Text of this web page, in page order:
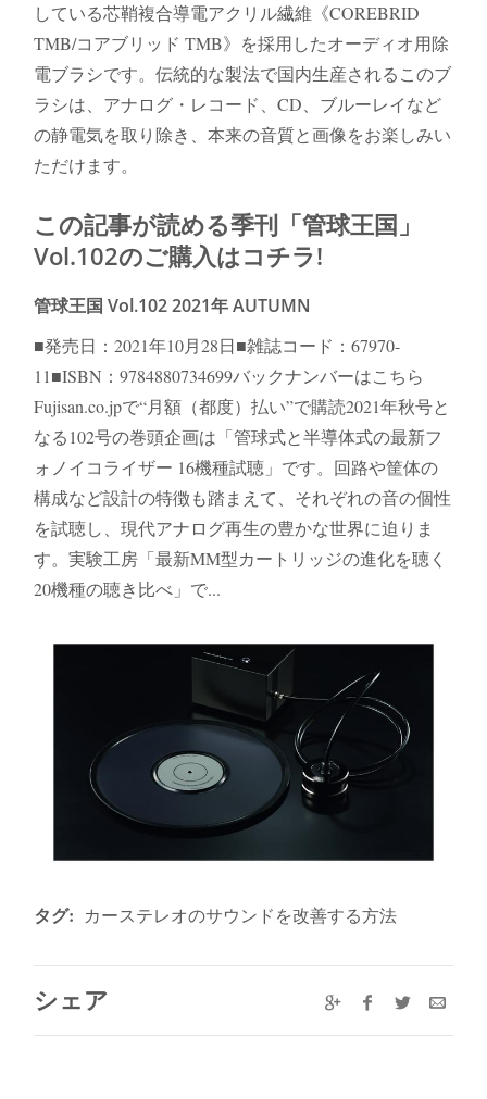
している芯鞘複合導電アクリル繊維《COREBRID
TMB/コアブリッド TMB》を採用したオーディオ用除
電ブラシです。伝統的な製法で国内生産されるこのブ
ラシは、アナログ・レコード、CD、ブルーレイなど
の静電気を取り除き、本来の音質と画像をお楽しみい
ただけます。
この記事が読める季刊「管球王国」
Vol.102のご購入はコチラ!
管球王国 Vol.102 2021年 AUTUMN
■発売日：2021年10月28日■雑誌コード：67970-
11■ISBN：9784880734699バックナンバーはこちら
Fujisan.co.jpで“月額（都度）払い”で購読2021年秋号と
なる102号の巻頭企画は「管球式と半導体式の最新フ
ォノイコライザー 16機種試聴」です。回路や筐体の
構成など設計の特徴も踏まえて、それぞれの音の個性
を試聴し、現代アナログ再生の豊かな世界に迫りま
す。実験工房「最新MM型カートリッジの進化を聴く
20機種の聴き比べ」で...
タグ: カーステレオのサウンドを改善する方法
シェア